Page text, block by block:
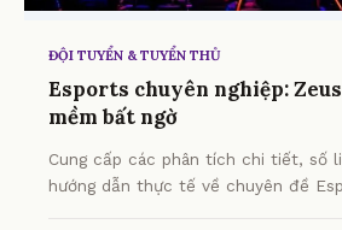
ĐỘI TUYỂN & TUYỂN THỦ
Esports chuyên nghiệp:
mềm bất ngờ
Cung cấp các phân tích chi tiết, số
hướng dẫn thực tế về chuyên đề